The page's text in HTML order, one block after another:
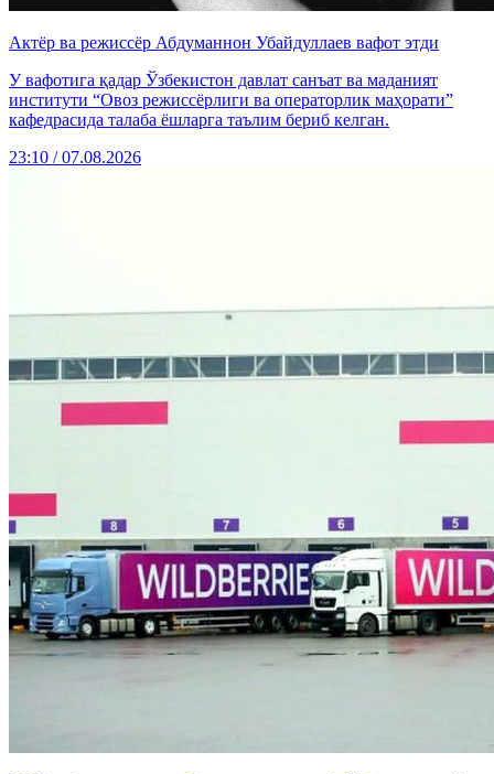
Актёр ва режиссёр Абдуманнон Убайдуллаев вафот этди
У вафотига қадар Ўзбекистон давлат санъат ва маданият
институти “Овоз режиссёрлиги ва операторлик маҳорати”
кафедрасида талаба ёшларга таълим бериб келган.
23:10 / 07.08.2026